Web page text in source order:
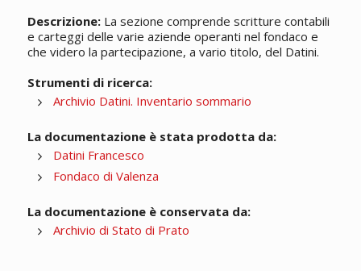
Descrizione:La sezione comprende scritture contabili
e carteggi delle varie aziende operanti nel fondaco e
che videro la partecipazione, a vario titolo, del Datini.
Strumenti di ricerca:
Archivio Datini. Inventario sommario
La documentazione è stata prodotta da:
Datini Francesco
Fondaco di Valenza
La documentazione è conservata da:
Archivio di Stato di Prato